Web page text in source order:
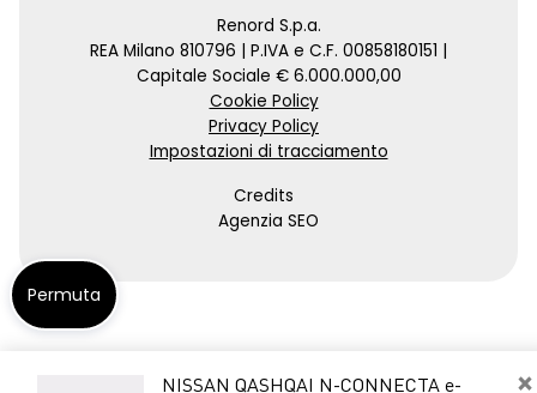
×
NISSAN QASHQAI N-CONNECTA e-
Renord S.p.a.
REA Milano 810796 | P.IVA e C.F. 00858180151 |
Capitale Sociale € 6.000.000,00
Cookie Policy
Privacy Policy
Impostazioni di tracciamento
Credits
Agenzia SEO
Permuta